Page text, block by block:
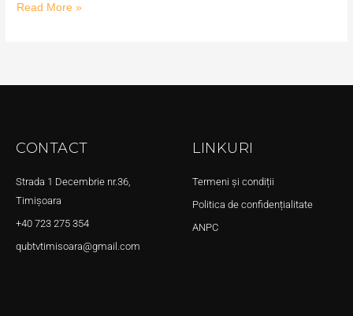
Read More »
CONTACT
Strada 1 Decembrie nr.36,
Timișoara
+40 723 275 354
qubtvtimisoara@gmail.com
LINKURI
Termeni și condiții
Politica de confidențialitate
ANPC